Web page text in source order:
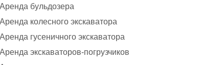
Аренда бульдозера
Аренда колесного экскаватора
Аренда гусеничного экскаватора
Аренда экскаваторов-погрузчиков